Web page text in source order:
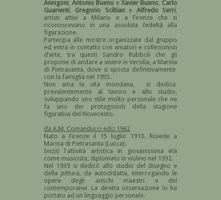
Annigoni, Antonio Bueno e Xavier Bueno, Carlo
Guarienti, Gregorio Sciltiane Alfredo Serri,
artisti attivi a Milano e a Firenze che si
riconoscevano in una assoluta fedeltà alla
figurazione.
Partecipa alle mostre organizzate dal gruppo
ed entra in contatto con amatori e collezionisti
d’arte, tra questi Sandro Rubboli che gli
propone di andare a vivere in Versilia, a Marina
di Pietrasanta, dove si sposta definitivamente
con la famiglia nel 1955.
Non ama la vita mondana, si dedica
prevalentemente al lavoro e allo studio,
sviluppando uno stile molto personale che ne
fa uno dei protagonisti della stagione
figurativa del Novecento.
da A.M. Comanducci ediz 1962
Nato a Firenze il 15 luglio 1910. Risiede a
Marina di Pietrasanta (Lucca).
Iniziò l'attività artistica in giovanissima età
come musicista, diplomato in violino nel 1932.
Nel 1939 si dedicò allo studio del disegno e
della pittura, da autodidatta, interrogando le
opere degli antichi maestri e dei
contemporanei. La diretta osservazione lo ha
portato ad un linguaggio personale.